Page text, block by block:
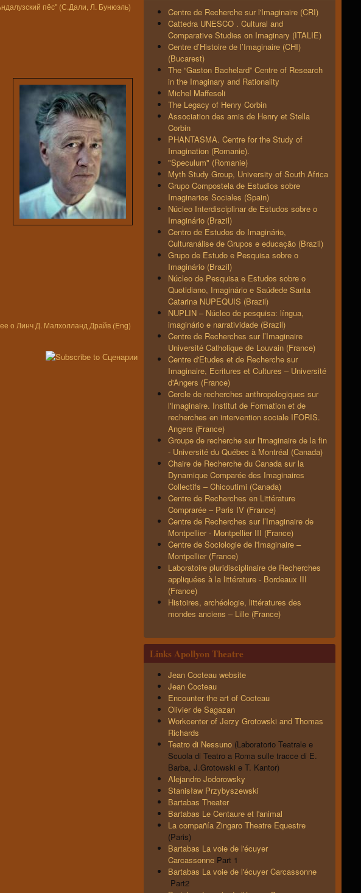
пёс" (С.Дали, Л. Бунюэль)
о Линч Д. Малхолланд Драйв (Eng)
Centre de Recherche sur l'Imaginaire (CRI)
Cattedra UNESCO . Cultural and
Comparative Studies on Imaginary (ITALIE)
Centre d’Histoire de l’Imaginaire (CHI)
(Bucarest)
The “Gaston Bachelard” Centre of Research
in the Imaginary and Rationality
Michel Maffesoli
The Legacy of Henry Corbin
Association des amis de Henry et Stella
Corbin
PHANTASMA. Centre for the Study of
Imagination (Romanie).
"Speculum" (Romanie)
Myth Study Group, University of South Africa
Grupo Compostela de Estudios sobre
Imaginarios Sociales (Spain)
Núcleo Interdisciplinar de Estudos sobre o
Imaginário (Brazil)
Centro de Estudos do Imaginário,
Culturanálise de Grupos e educação (Brazil)
Grupo de Estudo e Pesquisa sobre o
Imaginário (Brazil)
Núcleo de Pesquisa e Estudos sobre o
Quotidiano, Imaginário e Saúdede Santa
Catarina NUPEQUIS (Brazil)
NUPLIN – Núcleo de pesquisa: língua,
imaginário e narratividade (Brazil)
Centre de Recherches sur l’Imaginaire
Université Catholique de Louvain (France)
Centre d'Etudes et de Recherche sur
Imaginaire, Ecritures et Cultures – Université
d'Angers (France)
Cercle de recherches anthropologiques sur
l'Imaginaire. Institut de Formation et de
recherches en intervention sociale IFORIS.
Angers (France)
Groupe de recherche sur l'imaginaire de la fin
- Université du Québec à Montréal (Canada)
Chaire de Recherche du Canada sur la
Dynamique Comparée des Imaginaires
Collectifs – Chicoutimi (Canada)
Centre de Recherches en Littérature
Comprarée – Paris IV (France)
Centre de Recherches sur l’Imaginaire de
Montpellier - Montpellier III (France)
Centre de Sociologie de l'Imaginaire –
Montpellier (France)
Laboratoire pluridisciplinaire de Recherches
appliquées à la littérature - Bordeaux III
(France)
Histoires, archéologie, littératures des
mondes anciens – Lille (France)
Links Apollyon Theatre
Jean Cocteau website
Jean Cocteau
Encounter the art of Cocteau
Olivier de Sagazan
Workcenter of Jerzy Grotowski and Thomas
Richards
Teatro di Nessuno (Laboratorio Teatrale e
Scuola di Teatro a Roma sulle tracce di E.
Barba, J.Grotowski e T. Kantor)
Alejandro Jodorowsky
Stanisław Przybyszewski
Bartabas Theater
Bartabas Le Centaure et l'animal
La compañía Zingaro Theatre Equestre
(Paris)
Bartabas La voie de l'écuyer
Carcassonne Part 1
Bartabas La voie de l'écuyer Carcassonne
Part2